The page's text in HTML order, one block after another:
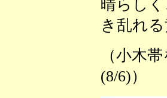
晴らし
き乱れ
（小木
(8/6)）